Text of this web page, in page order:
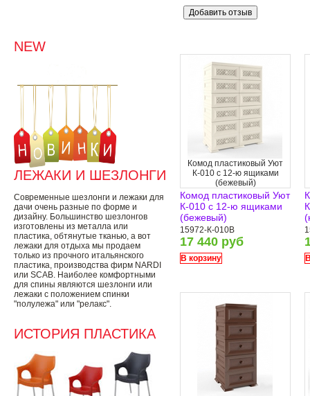
NEW
ЛЕЖАКИ И ШЕЗЛОНГИ
Современные шезлонги и лежаки для
дачи очень разные по форме и
дизайну. Большинство шезлонгов
изготовлены из металла или
пластика, обтянутые тканью, а вот
лежаки для отдыха мы продаем
только из прочного итальянского
пластика, производства фирм NARDI
или SCAB. Наиболее комфортными
для спины являются шезлонги или
лежаки с положением спинки
"полулежа" или "релакс".
ИСТОРИЯ ПЛАСТИКА
Комод пластиковый Уют
К-010 с 12-ю ящиками
(бежевый)
Комод пластиковый Уют
К-010 с 12-ю ящиками
(бежевый)
15972-К-010B
17 440 руб
В корзину